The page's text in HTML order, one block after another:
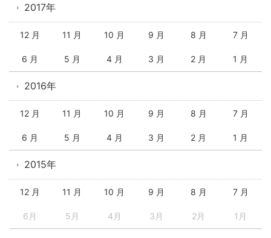
2017年
12 月 11 月 10 月 9 月 8 月 7 月
6 月 5 月 4 月 3 月 2 月 1 月
2016年
12 月 11 月 10 月 9 月 8 月 7 月
6 月 5 月 4 月 3 月 2 月 1 月
2015年
12 月 11 月 10 月 9 月 8 月 7 月
6月 5月 4月 3月 2月 1月